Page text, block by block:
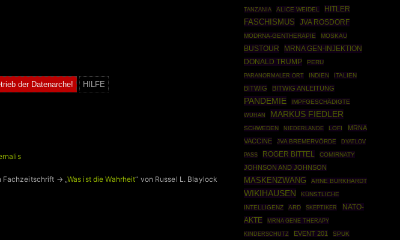
der Datenarche! HILFE
Fachzeitschrift → „Was ist die Wahrheit“ von Russel L. Blaylock
TANZANIA ALICE WEIDEL HITLER
FASCHISMUS JVA ROSDORF
MODRNA-GENTHERAPIE MOSKAU
BUSTOUR
MRNA GEN-INJEKTION
DONALD TRUMP
PERU
PARANORMALER ORT INDIEN ITALIEN
BITWIG BITWIG ANLEITUNG
PANDEMIE IMPFGESCHÄDIGTE
WUHAN MARKUS FIEDLER
SCHWEDEN NIEDERLANDE LOFI
MRNA
VACCINE
JVA BREMERVÖRDE DYATLOV
PASS ROGER BITTEL COMIRNATY
JOHNSON AND JOHNSON
MASKENZWANG ARNE BURKHARDT
WIKIHAUSEN
KÜNSTLICHE
INTELLIGENZ
ARD SKEPTIKER
NATO-
AKTE
MRNA GENE THERAPY
KINDERSCHUTZ EVENT 201
SPUK